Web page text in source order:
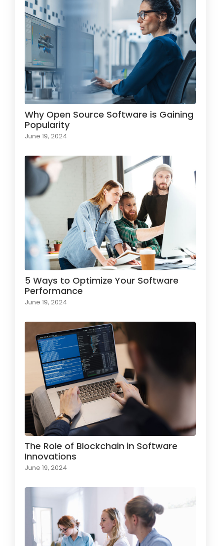
Why Open Source Software is Gaining
Popularity
June 19, 2024
5 Ways to Optimize Your Software
Performance
June 19, 2024
The Role of Blockchain in Software
Innovations
June 19, 2024